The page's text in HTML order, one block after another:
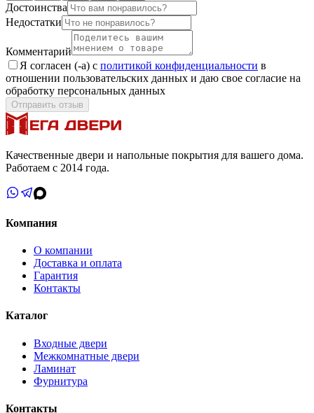
Достоинства
Недостатки
Комментарий
Я согласен (-а) с политикой конфиденциальности в
отношении пользовательских данных и даю свое согласие на
обработку персональных данных
Отправить отзыв
Качественные двери и напольные покрытия для вашего дома.
Работаем с 2014 года.
Компания
О компании
Доставка и оплата
Гарантия
Контакты
Каталог
Входные двери
Межкомнатные двери
Ламинат
Фурнитура
Контакты